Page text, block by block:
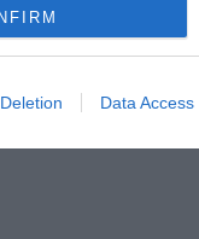
Data Access